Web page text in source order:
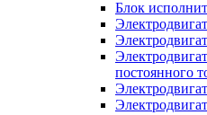
Блок
постоянного